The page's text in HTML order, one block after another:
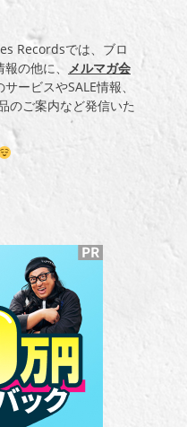
Recordsでは、ブロ
の他に、 メルマガ会
サービスやSALE情報、
のご案内など発信いた